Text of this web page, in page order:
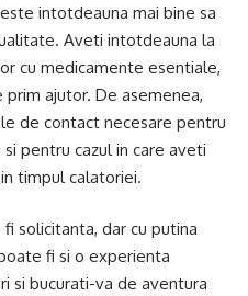
intotdeauna mai bine sa
Aveti intotdeauna la
cu medicamente esentiale,
ajutor. De asemenea,
de contact necesare pentru
pentru cazul in care aveti
timpul calatoriei.
solicitanta, dar cu putina
fi si o experienta
si bucurati-va de aventura